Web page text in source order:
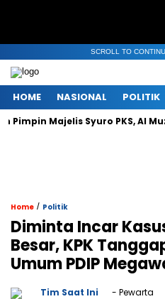
SCROLL TO
HOME NASIONAL POLITIK
Syuro PKS, Al Muzammil
Home / Politik
Diminta Incar
Besar, KPK
Umum PDIP
Tim Saat Ini
- Pewarta